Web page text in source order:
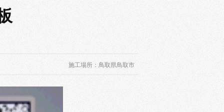
施工場所：鳥取県鳥取市